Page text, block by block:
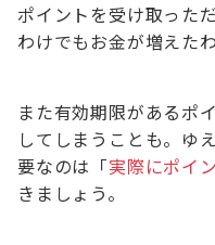
ポイントを受け取った
わけでもお金が増えた
また有効期限があるポ
してしまうことも。ゆ
要なのは「実際にポイ
きましょう。